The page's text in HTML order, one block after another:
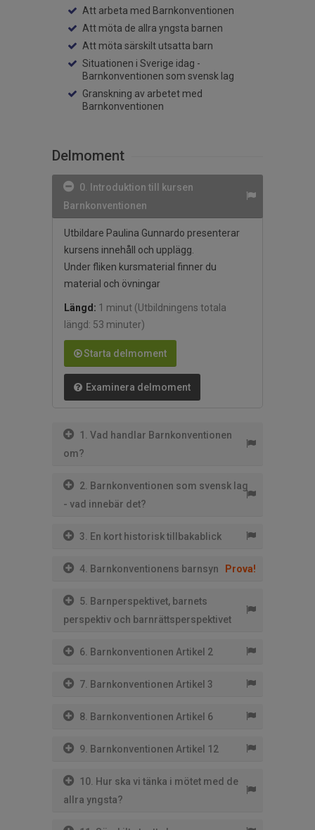
Att arbeta med Barnkonventionen
Att möta de allra yngsta barnen
Att möta särskilt utsatta barn
Situationen i Sverige idag -
Barnkonventionen som svensk lag
Granskning av arbetet med
Barnkonventionen
Delmoment
0. Introduktion till kursen
Barnkonventionen
Utbildare Paulina Gunnardo presenterar
kursens innehåll och upplägg.
Under fliken kursmaterial finner du
material och övningar
Längd: 1 minut (Utbildningens totala
längd: 53 minuter)
Starta delmoment
Examinera delmoment
1. Vad handlar Barnkonventionen
om?
2. Barnkonventionen som svensk lag
- vad innebär det?
3. En kort historisk tillbakablick
4. Barnkonventionens barnsyn Prova!
5. Barnperspektivet, barnets
perspektiv och barnrättsperspektivet
6. Barnkonventionen Artikel 2
7. Barnkonventionen Artikel 3
8. Barnkonventionen Artikel 6
9. Barnkonventionen Artikel 12
10. Hur ska vi tänka i mötet med de
allra yngsta?